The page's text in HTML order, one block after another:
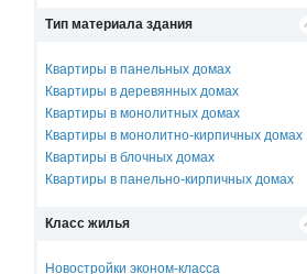
Тип материала здания
Квартиры в панельных домах
Квартиры в деревянных домах
Квартиры в монолитных домах
Квартиры в монолитно-кирпичных домах
Квартиры в блочных домах
Квартиры в панельно-кирпичных домах
Класс жилья
Новостройки эконом-класса